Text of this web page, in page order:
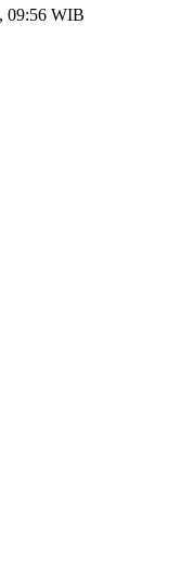
09:56 WIB